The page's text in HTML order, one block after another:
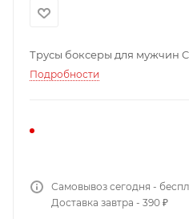
Трусы боксеры для мужчин
Подробности
Самовывоз сегодня -
Доставка завтра - 390 ₽